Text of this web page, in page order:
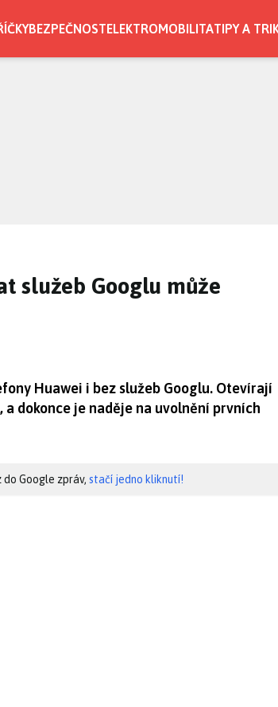
BEZPEČNOSTELEKTROMOBILITATIPY A
služeb Googlu může
Huawei i bez služeb Googlu. Otevírají
a dokonce je naděje na uvolnění prvních
do Google zpráv, stačí jedno kliknutí!